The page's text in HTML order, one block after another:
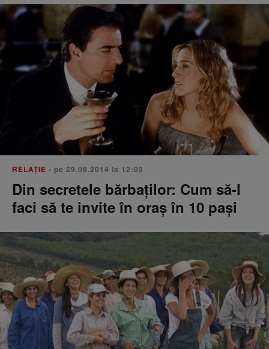
RELAŢIE • pe 29.08.2014 la 12:03
Din secretele bărbaților: Cum să-l
faci să te invite în oraș în 10 pași